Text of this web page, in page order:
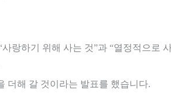
사랑하기 위해 사는 것”과 “열정적으로
더해 갈 것이라는 발표를 했습니다.